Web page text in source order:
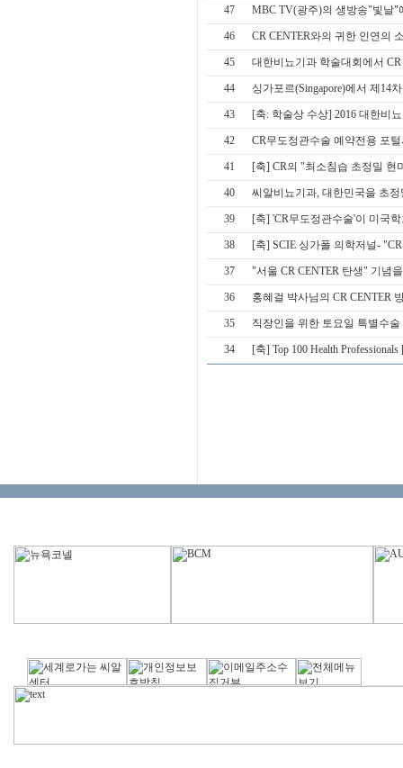
47 MBC TV(광주)의 생방송"빛날"
46 CR CENTER와의 귀한 인연의
45 대한비뇨기과 학술대회에서 CR
44 싱가포르(Singapore)에서 제14
43 [축: 학술상 수상] 2016 대한비
42 CR무도정관수술 예약전용 포
41 [축] CR의 "최소침습 초정밀 현
40 씨알비뇨기과, 대한민국을 초
39 [축] 'CR무도정관수술'이 미국
38 [축] SCIE 싱가폴 의학저널-
37 "서울 CR CENTER 탄생" 기념
36 홍혜걸 박사님의 CR CENTER
35 직장인을 위한 토요일 특별수
34 [축] Top 100 Health